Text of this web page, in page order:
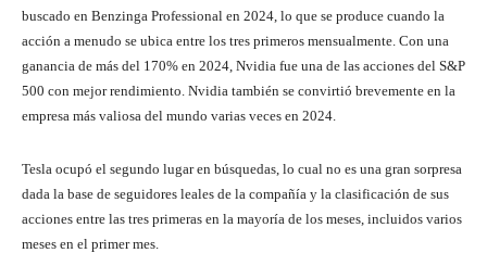
buscado en Benzinga Professional en 2024, lo que se produce cuando la
acción a menudo se ubica entre los tres primeros mensualmente. Con una
ganancia de más del 170% en 2024, Nvidia fue una de las acciones del S&P
500 con mejor rendimiento. Nvidia también se convirtió brevemente en la
empresa más valiosa del mundo varias veces en 2024.
Tesla ocupó el segundo lugar en búsquedas, lo cual no es una gran sorpresa
dada la base de seguidores leales de la compañía y la clasificación de sus
acciones entre las tres primeras en la mayoría de los meses, incluidos varios
meses en el primer mes.